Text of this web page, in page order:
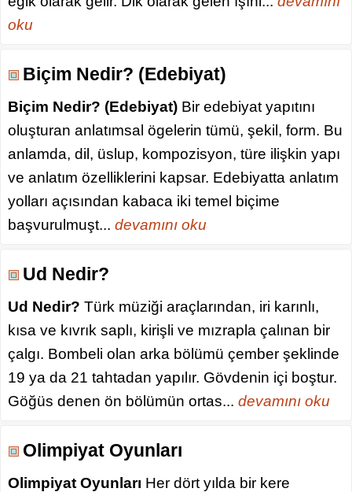
oku
Biçim Nedir? (Edebiyat)
Biçim Nedir? (Edebiyat) Bir edebiyat yapıtını
oluşturan anlatımsal ögelerin tümü, şekil, form. Bu
anlamda, dil, üslup, kompozisyon, türe ilişkin yapı
ve anlatım özelliklerini kapsar. Edebiyatta anlatım
yolları açısından kabaca iki temel biçime
başvurulmuşt... devamını oku
Ud Nedir?
Ud Nedir? Türk müziği araçlarından, iri karınlı,
kısa ve kıvrık saplı, kirişli ve mızrapla çalınan bir
çalgı. Bombeli olan arka bölümü çember şeklinde
19 ya da 21 tahtadan yapılır. Gövdenin içi boştur.
Göğüs denen ön bölümün ortas... devamını oku
Olimpiyat Oyunları
Olimpiyat Oyunları Her dört yılda bir kere